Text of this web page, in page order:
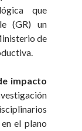
que
(GR) un
de
impacto
el plano